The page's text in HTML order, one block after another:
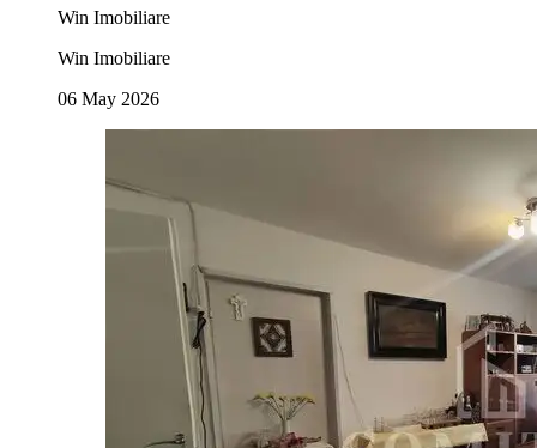
Win Imobiliare
Win Imobiliare
06 May 2026